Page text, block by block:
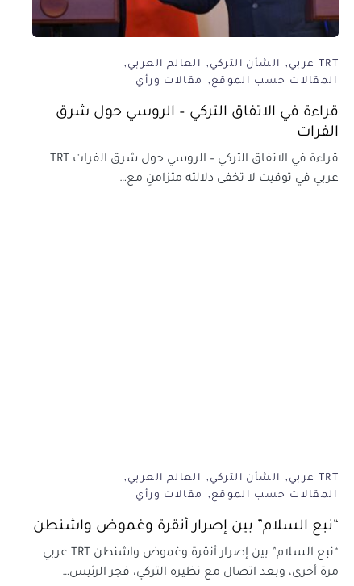
TRT عربي الشأن التركي
العالم العربي
المقالات حسب الموقع
مقالات ورأي
قراءة في الاتفاق التركي – الروسي حول شرق
الفرات
قراءة في الاتفاق التركي – الروسي حول شرق الفرات TRT
عربي في توقيت لا تخفى دلالته متزامنٍ مع…
TRT عربي الشأن التركي
العالم العربي
المقالات حسب الموقع
مقالات ورأي
“نبع السلام” بين إصرار أنقرة وغموض واشنطن
“نبع السلام” بين إصرار أنقرة وغموض واشنطن TRT عربي
مرة أخرى، وبعد اتصال مع نظيره التركي، فجر الرئيس…